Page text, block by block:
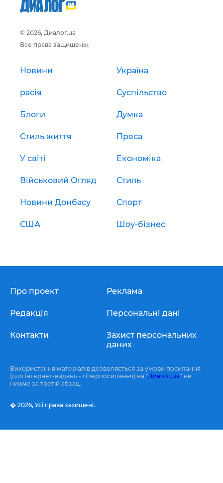
© 2026, Диалог.ua
Все права защищены.
Новини Україна
расія Суспільство
Блоги Думка
Стиль життя Преса
У світі Економіка
Військовий Огляд Стиль
Новини Донбасу Спорт
США Шоу-бізнес
Про проект
Редакція
Контакти
Реклама
Персональні дані
Захист персональних
даних
Використання матеріалів дозволяється за умови посилання
(для інтернет-видань - гіперпосилання) на "Диалог.ua" не
нижче за третій абзац.
� 2026, Усі права захищені.